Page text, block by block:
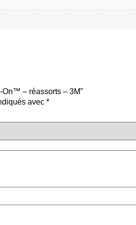
– réassorts – 3M”
avec *